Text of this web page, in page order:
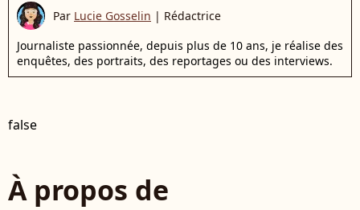
Par Lucie Gosselin | Rédactrice
Journaliste passionnée, depuis plus de 10 ans, je réalise des
enquêtes, des portraits, des reportages ou des interviews.
false
À propos de